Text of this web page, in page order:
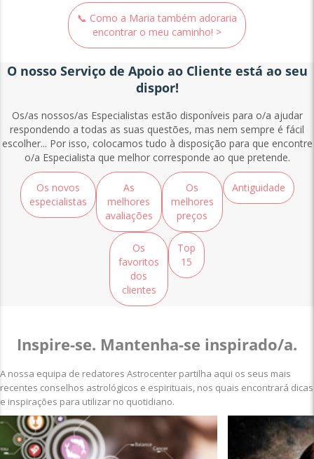
📞 Como a Maria também adoraria
encontrar o meu caminho! >
O nosso Serviço de Apoio ao Cliente está ao seu
dispor!
Os/as nossos/as Especialistas estão disponíveis para o/a ajudar
respondendo a todas as suas questões, mas nem sempre é fácil
escolher... Por isso, colocamos tudo à disposição para que encontre
o/a Especialista que melhor corresponde ao que pretende.
Os novos
especialistas
As
melhores
avaliações
Os
melhores
preços
Antiguidade
Os
favoritos
dos
clientes
Top
15
Inspire-se. Mantenha-se inspirado/a.
A nossa equipa de redatores Astrocenter partilha aqui os seus mais
recentes conselhos astrológicos e espirituais, nos quais encontrará dicas
e inspirações para utilizar no quotidiano.